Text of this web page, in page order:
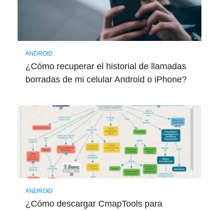
ANDROID
¿Cómo recuperar el historial de llamadas
borradas de mi celular Android o iPhone?
ANDROID
¿Cómo descargar CmapTools para